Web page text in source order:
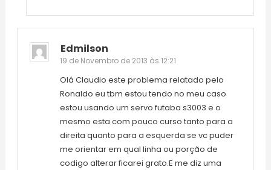
Edmilson
19 de Novembro de 2013 às 12:21
Olá Claudio este problema relatado pelo
Ronaldo eu tbm estou tendo no meu caso
estou usando um servo futaba s3003 e o
mesmo esta com pouco curso tanto para a
direita quanto para a esquerda se vc puder
me orientar em qual linha ou porção de
codigo alterar ficarei grato.E me diz uma